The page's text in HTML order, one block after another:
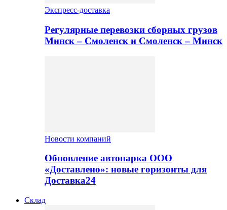
Экспресс-доставка
Регулярные перевозки сборных грузов
Минск – Смоленск и Смоленск – Минск
Новости компаний
Обновление автопарка ООО
«Доставлено»: новые горизонты для
Доставка24
Склад